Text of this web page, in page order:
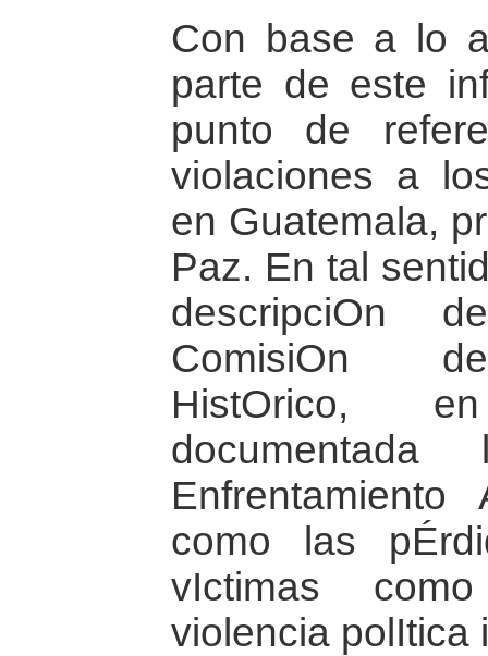
Con base a lo
parte de este
punto de
violaciones a
en Guatemala,
Paz. En tal
descripciOn
ComisiOn
HistOrico,
como las
vIctimas
violencia polItica